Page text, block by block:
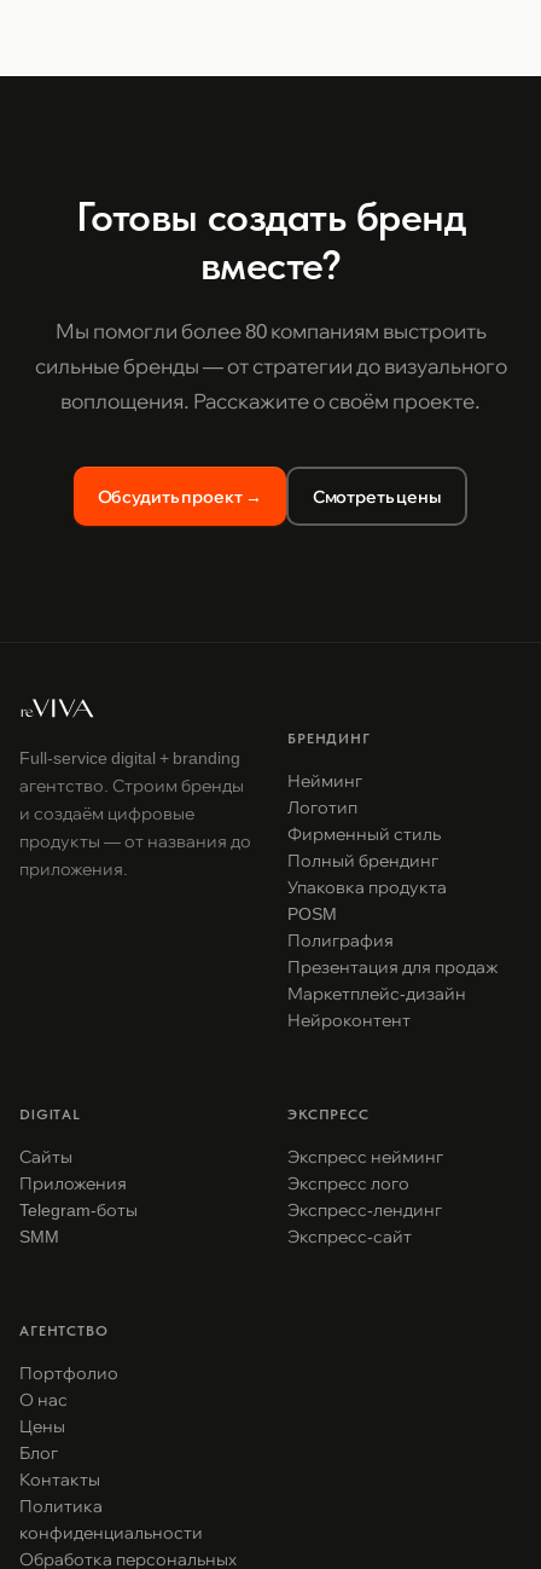
Готовы создать бренд
вместе?
Мы помогли более 80 компаниям выстроить
сильные бренды — от стратегии до визуального
воплощения. Расскажите о своём проекте.
Обсудить проект → Смотреть цены
Full-service digital + branding
агентство. Строим бренды
и создаём цифровые
продукты — от названия до
приложения.
БРЕНДИНГ
Нейминг
Логотип
Фирменный стиль
Полный брендинг
Упаковка продукта
POSM
Полиграфия
Презентация для продаж
Маркетплейс-дизайн
Нейроконтент
DIGITAL
Сайты
Приложения
Telegram-боты
SMM
ЭКСПРЕСС
Экспресс нейминг
Экспресс лого
Экспресс-лендинг
Экспресс-сайт
АГЕНТСТВО
Портфолио
О нас
Цены
Блог
Контакты
Политика
конфиденциальности
Обработка персональных